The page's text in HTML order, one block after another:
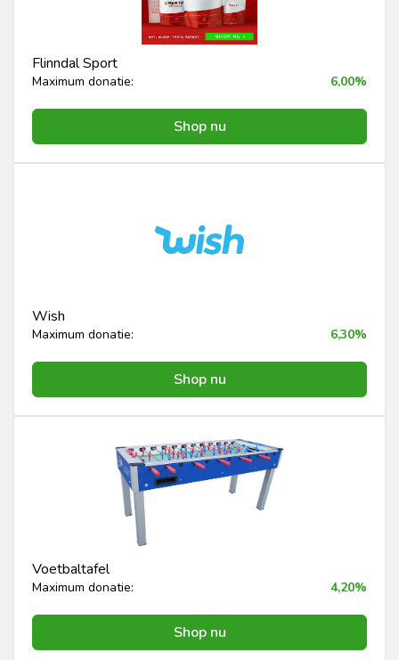
Flinndal Sport
Maximum donatie: 6,00%
Shop nu
Wish
Maximum donatie: 6,30%
Shop nu
Voetbaltafel
Maximum donatie: 4,20%
Shop nu